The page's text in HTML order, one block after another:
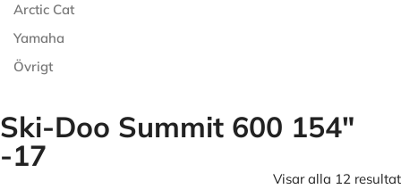
Arctic Cat
Yamaha
Övrigt
Ski-Doo Summit 600 154"
-17
Visar alla 12 resultat